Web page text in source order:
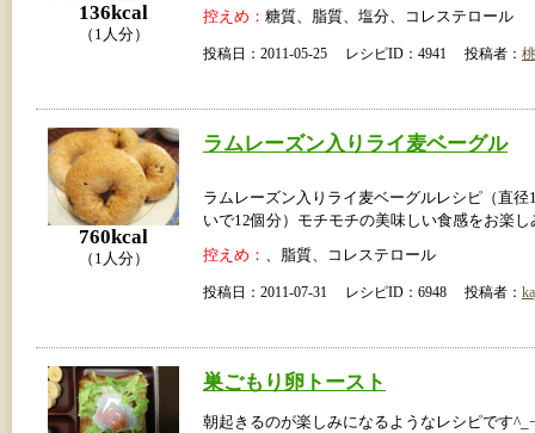
136kcal
（1人分）
控えめ： 糖質、脂質、塩分、コレステロール
投稿日：2011-05-25 レシピID：4941 投稿者：
760kcal
（1人分）
ラムレーズン入りライ麦ベーグル
ラムレーズン入りライ麦ベーグルレシピ（直径
いで12個分）モチモチの美味しい食感をお楽し
控えめ： 、脂質、コレステロール
投稿日：2011-07-31 レシピID：6948 投稿者：
巣ごもり卵トースト
朝起きるのが楽しみになるようなレシピです